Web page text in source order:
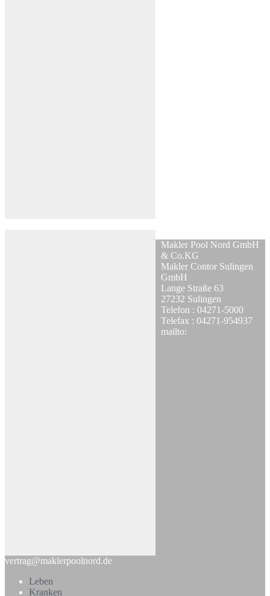
Makler Pool Nord GmbH
& Co.KG
Makler Contor Sulingen
GmbH
Lange Straße 63
27232 Sulingen
Telefon : 04271-5000
Telefax : 04271-954937
mailto:
vertrag@maklerpoolnord.de
Leben
Kranken